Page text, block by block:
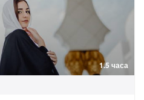
1.5 часа